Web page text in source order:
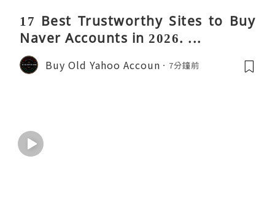
17 Best Trustworthy Sites to Buy
Naver Accounts in 2026. ...
Buy Old Yahoo Accoun 7分鐘前